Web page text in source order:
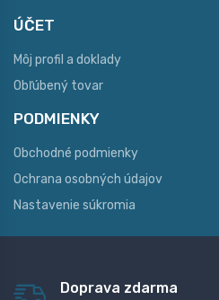
ÚČET
Môj profil a doklady
Obľúbený tovar
PODMIENKY
Obchodné podmienky
Ochrana osobných údajov
Nastavenie súkromia
Doprava zdarma